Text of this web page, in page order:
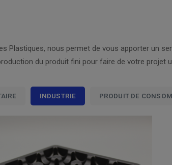
nous permet de vous apporter un
du produit fini pour faire de votre projet
INDUSTRIE PRODUIT DE